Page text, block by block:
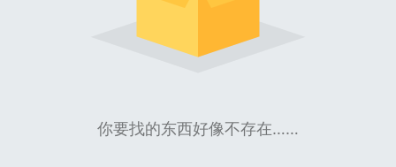
你要找的东西好像不存在……